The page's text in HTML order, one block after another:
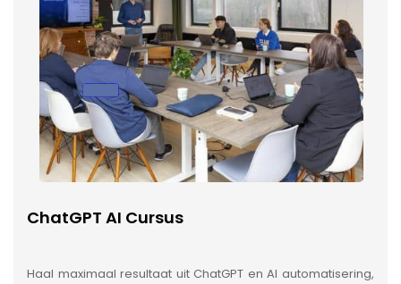
ChatGPT AI Cursus
Haal maximaal resultaat uit ChatGPT en AI automatisering,